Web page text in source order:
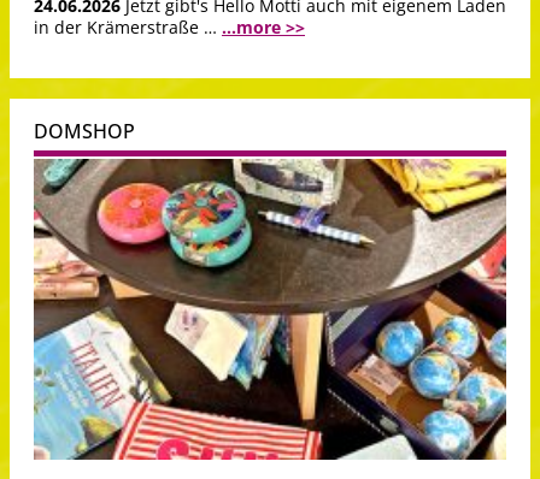
24.06.2026 Jetzt gibt's Hello Motti auch mit eigenem Laden
in der Krämerstraße … ...more >>
DOMSHOP